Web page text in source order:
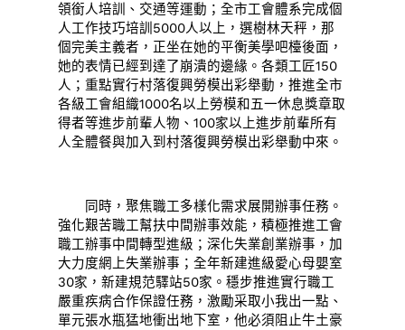
領銜人培訓、交通等運動；全市工會體系完成個
人工作技巧培訓5000人以上，選樹林天秤，那
個完美主義者，正坐在她的平衡美學吧檯後面，
她的表情已經到達了崩潰的邊緣。各類工匠150
人；重點實行村落復興勞模出彩舉動，推進全市
各級工會組織1000名以上勞模和五一休息獎章取
得者等進步前輩人物、100家以上進步前輩所有
人全體餐與加入到村落復興勞模出彩舉動中來。
同時，聚焦職工多樣化需求展開辦事任務。
強化艱苦職工幫扶中間辦事效能，積極推進工會
職工辦事中間轉型進級；深化失業創業辦事，加
大力度網上失業辦事；全年新建進級愛心母嬰室
30家，新建規范驛站50家。穩步推進實行職工
嚴重疾病合作保證任務，激勵采取小我出一點、
單元張水瓶猛地衝出地下室，他必須阻止牛土豪